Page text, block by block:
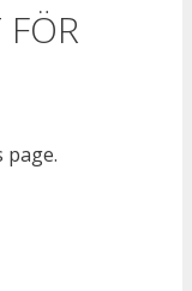
page.